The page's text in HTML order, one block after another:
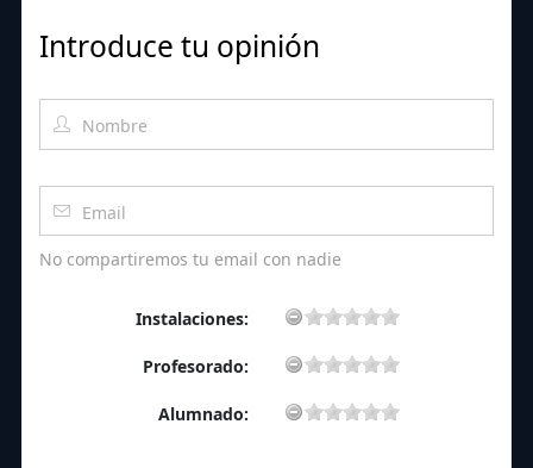
Introduce tu opinión
No compartiremos tu email con nadie
Instalaciones:
Profesorado:
Alumnado: